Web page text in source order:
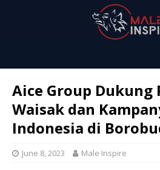
Aice Group Dukung
Waisak dan
Indonesia di
June 8, 2023 Male Inspire